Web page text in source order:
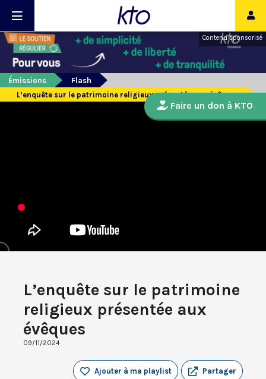
Contenu sponsorisé
Émissions
Flash
L’enquête sur le patrimoine religieux présentée aux évêques
L’enquête sur le patrimoine
religieux présentée aux
évêques
09/11/2024
Partager
Ajouter à ma playlist
Faire un don à KTO